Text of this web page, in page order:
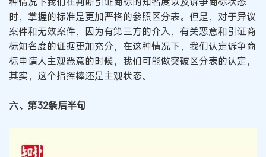
时，掌握的标准是更加严格的参照区分表。但是，对于异议
案件和无效案件，因为有第三方的介入，有关恶意和引证商
标知名度的证据更加充分，在这种情况下，我们认定诉争商
标申请人主观恶意的时候，我们可能做突破区分表的认定，
其实，这个指挥棒还是主观状态。
六、第32条后半句